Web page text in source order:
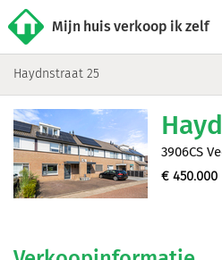
Mijn huis verkoop ik zelf
Haydnstraat 25
3906CS
€ 450.000